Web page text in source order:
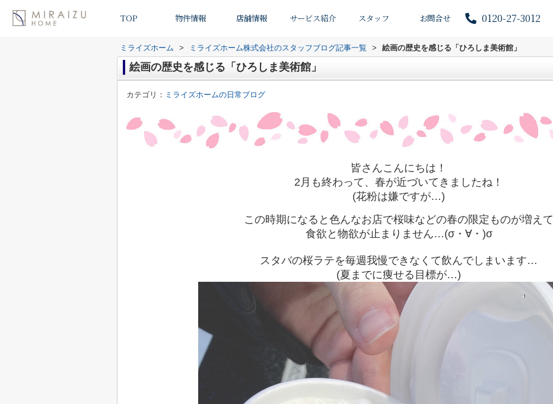
TOP 物件情報 店舗情報 サービス紹介 スタッフ お問合せ 0120-27-3012
ミライズホーム > ミライズホーム株式会社のスタッフブログ記事一覧 > 絵画の歴史を感じる「ひろしま美術館」
絵画の歴史を感じる「ひろしま美術館」
カテゴリ： ミライズホームの日常ブログ
皆さんこんにちは！
2月も終わって、春が近づいてきましたね！
(花粉は嫌ですが…)
この時期になると色んなお店で桜味などの春の限定ものが増えて
食欲と物欲が止まりません…(σ・∀・)σ
スタバの桜ラテを毎週我慢できなくて飲んでしまいます…
(夏までに痩せる目標が…)